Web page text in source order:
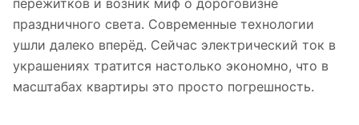
пережитков и возник миф о дороговизне
праздничного света. Современные технологии
ушли далеко вперёд. Сейчас электрический ток в
украшениях тратится настолько экономно, что в
масштабах квартиры это просто погрешность.